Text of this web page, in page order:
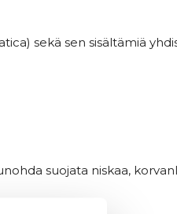
sekä sen sisältämiä
suojata niskaa,